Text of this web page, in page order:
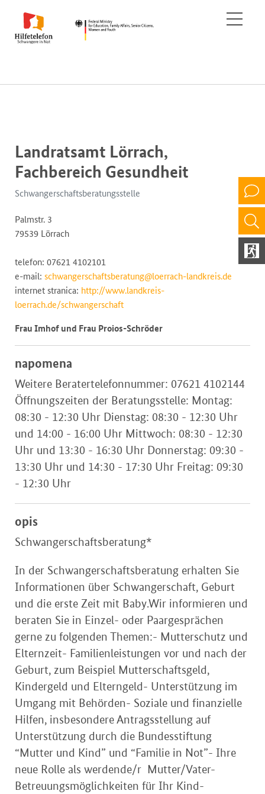
Landratsamt Lörrach,
Fachbereich Gesundheit
Schwangerschaftsberatungsstelle
Palmstr. 3
79539 Lörrach
telefon: 07621 4102101
e-mail: schwangerschaftsberatung@loerrach-landkreis.de
internet stranica: http://www.landkreis-
loerrach.de/schwangerschaft
Frau Imhof und Frau Proios-Schröder
napomena
Weitere Beratertelefonnummer: 07621 4102144
Öffnungszeiten der Beratungsstelle: Montag:
08:30 - 12:30 Uhr Dienstag: 08:30 - 12:30 Uhr
und 14:00 - 16:00 Uhr Mittwoch: 08:30 - 12:30
Uhr und 13:30 - 16:30 Uhr Donnerstag: 09:30 -
13:30 Uhr und 14:30 - 17:30 Uhr Freitag: 09:30
- 12:30 Uhr
opis
Schwangerschaftsberatung*
In der Schwangerschaftsberatung erhalten Sie
Informationen über Schwangerschaft, Geburt
und die erste Zeit mit Baby.Wir informieren und
beraten Sie in Einzel- oder Paargesprächen
gerne zu folgenden Themen:- Mutterschutz und
Elternzeit- Familienleistungen vor und nach der
Geburt, zum Beispiel Mutterschaftsgeld,
Kindergeld und Elterngeld- Unterstützung im
Umgang mit Behörden- Soziale und finanzielle
Hilfen, insbesondere Antragsstellung auf
Unterstützung durch die Bundesstiftung
“Mutter und Kind” und “Familie in Not”- Ihre
neue Rolle als werdende/r Mutter/Vater-
Betreuungsmöglichkeiten für Ihr Kind-